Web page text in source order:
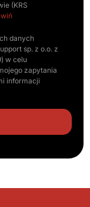
(KRS
danych
sp. z o.o. z
w celu
zapytania
informacji